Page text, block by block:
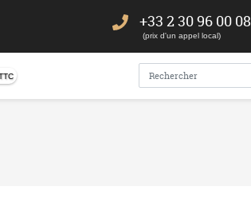
+33 2 30 96 00 08
(prix d'un appel local)